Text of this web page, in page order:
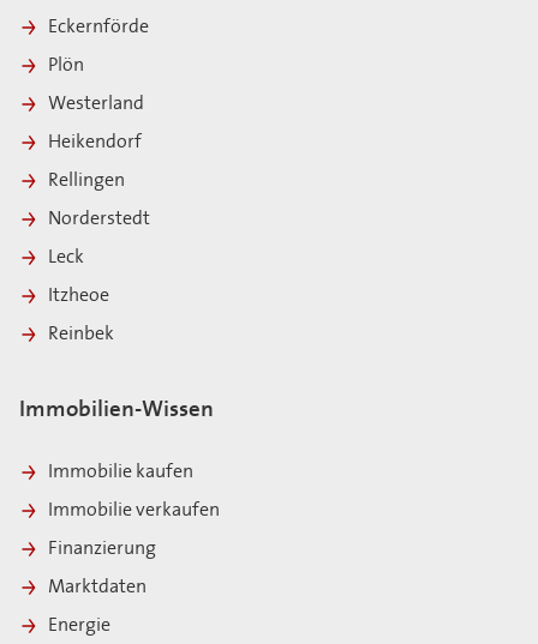
Eckernförde
Plön
Westerland
Heikendorf
Rellingen
Norderstedt
Leck
Itzheoe
Reinbek
Immobilien-Wissen
Immobilie kaufen
Immobilie verkaufen
Finanzierung
Marktdaten
Energie